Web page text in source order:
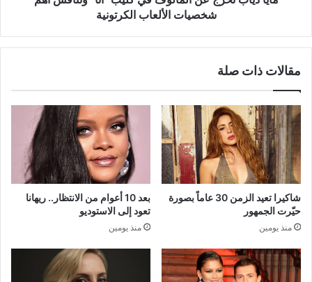
شخصيات الألعاب الكرتونية
مقالات ذات صلة
شاكيرا تعيد الزمن 30 عاماً بصورة
حيّرت الجمهور
منذ يومين
بعد 10 أعوام من الانتظار.. ريهانا
تعود إلى الاستوديو
منذ يومين